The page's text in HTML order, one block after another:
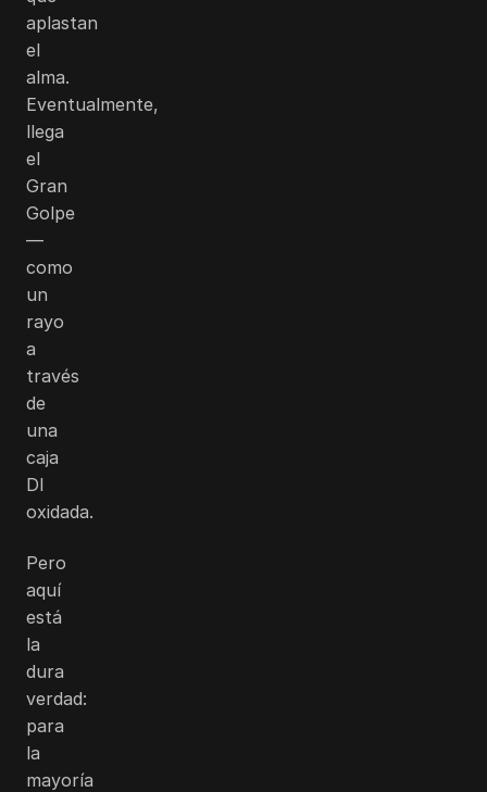
aplastan
el
alma.
Eventualmente,
llega
el
Gran
Golpe
—
como
un
rayo
a
través
de
una
caja
DI
oxidada.
Pero
aquí
está
la
dura
verdad:
para
la
mayoría